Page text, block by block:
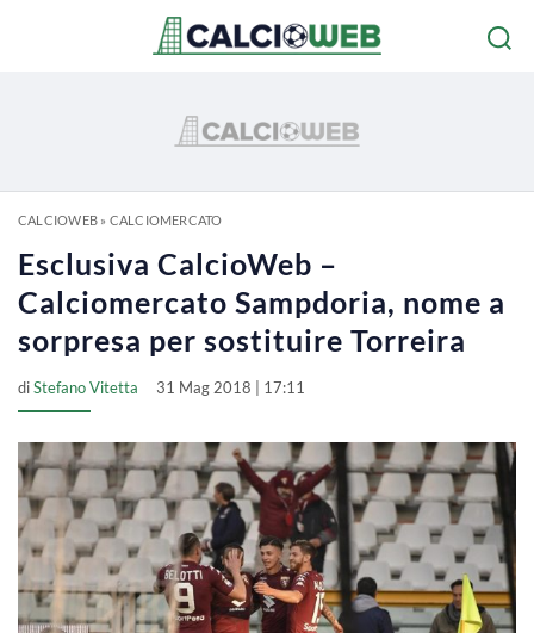
CALCIOWEB» CALCIOMERCATO
Esclusiva CalcioWeb –
Calciomercato Sampdoria, nome a
sorpresa per sostituire Torreira
diStefano Vitetta 31 Mag 2018 | 17:11